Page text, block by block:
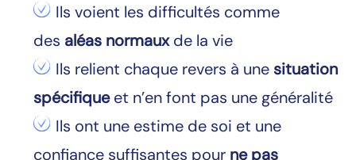
Ils voient les difficultés comme
des aléas normaux de la vie
Ils relient chaque revers à unesituation
spécifiqueet n’en font pas une généralité
Ils ont une estime de soi et une
confiance suffisantes pour ne pas